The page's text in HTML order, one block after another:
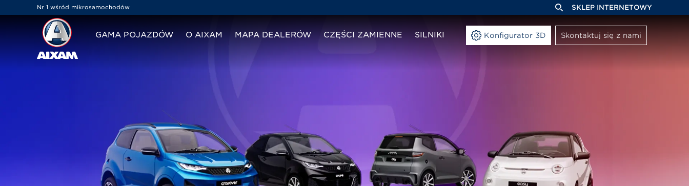
Nr 1 wśród mikrosamochodów SKLEP INTERNETOWY
GAMA POJAZDÓW O AIXAM MAPA DEALERÓW CZĘŚCI ZAMIENNE SILNIKI Konfigurator 3D Skontaktuj się z nami
Panel zarządzania plikami cookies